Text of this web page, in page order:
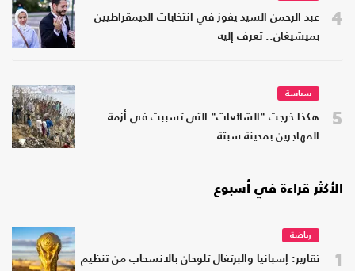
4
عبد الرحمن السيد يفوز في انتخابات الديمقراطيين
بميشيغان.. تعرف إليه
5
سياسة
هكذا خرجت "الشائعات" التي تسببت في أزمة
المهاجرين بمدينة سبتة
الأكثر قراءة في أسبوع
1
رياضة
تقارير: إسبانيا والبرتغال تلوحان بالانسحاب من تنظيم